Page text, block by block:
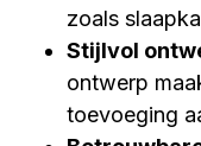
zoals
Stijlvol
ontwerp
toevoeging